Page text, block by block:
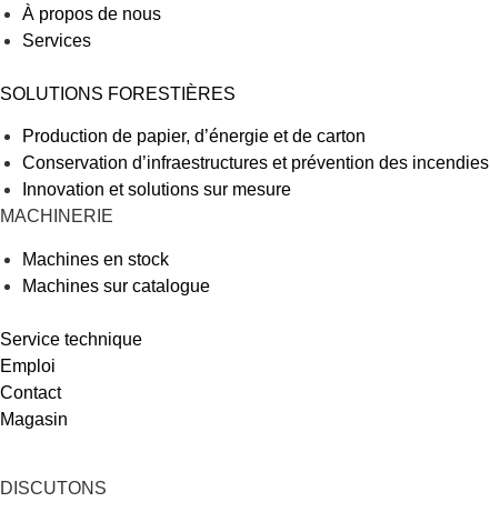
À propos de nous
Services
SOLUTIONS FORESTIÈRES
Production de papier, d’énergie et de carton
Conservation d’infraestructures et prévention des incendies
Innovation et solutions sur mesure
MACHINERIE
Machines en stock
Machines sur catalogue
Service technique
Emploi
Contact
Magasin
DISCUTONS